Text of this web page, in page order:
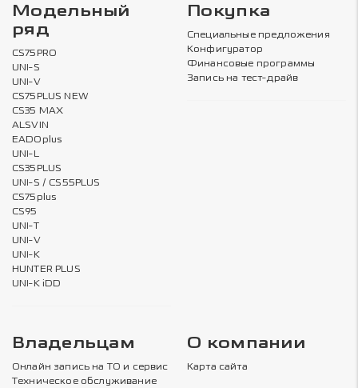
Модельный
ряд
CS75PRO
UNI-S
UNI-V
CS75PLUS NEW
CS35 MAX
ALSVIN
EADOplus
UNI-L
CS35PLUS
UNI-S / CS55PLUS
CS75plus
CS95
UNI-T
UNI-V
UNI-K
HUNTER PLUS
UNI-K iDD
Покупка
Специальные предложения
Конфигуратор
Финансовые программы
Запись на тест-драйв
Владельцам
Онлайн запись на ТО и сервис
Техническое обслуживание
О компании
Карта сайта